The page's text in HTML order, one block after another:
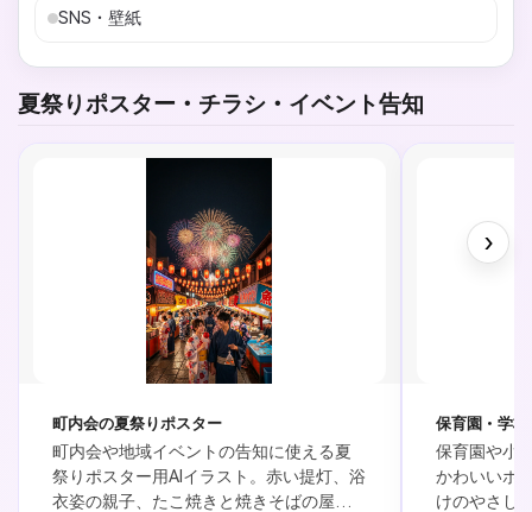
SNS・壁紙
夏祭りポスター・チラシ・イベント告知
町内会の夏祭りポスター
町内会や地域イベントの告知に使える夏
祭りポスター用AIイラスト。赤い提灯、浴
衣姿の親子、たこ焼きと焼きそばの屋
保育園・学
保育園や小
かわいいポ
けのやさし
›